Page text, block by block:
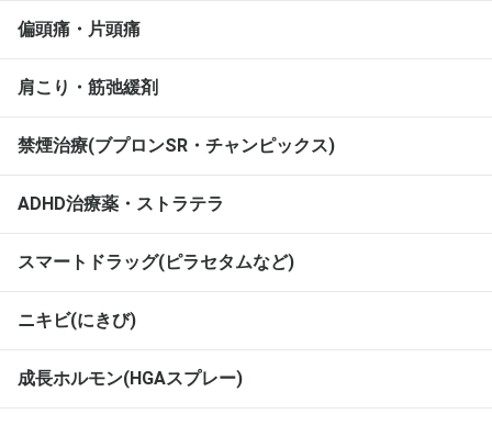
偏頭痛・片頭痛
肩こり・筋弛緩剤
禁煙治療(ブプロンSR・チャンピックス)
ADHD治療薬・ストラテラ
スマートドラッグ(ピラセタムなど)
ニキビ(にきび)
成長ホルモン(HGAスプレー)